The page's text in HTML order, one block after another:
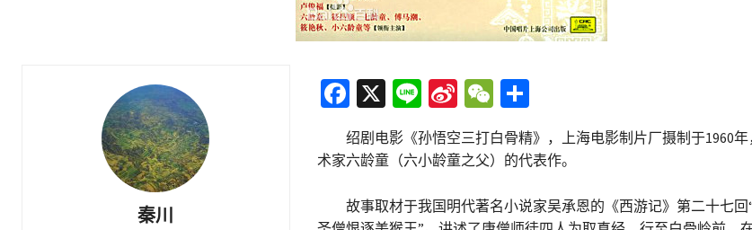
秦川
Fa
ce
b
o
X Li
n
e
Si
n
a
ei
W
e
C
at
分
享
绍剧电影《孙悟空三打白骨精》，上海电影制片厂摄制于1960年
术家六龄童（六小龄童之父）的代表作。
故事取材于我国明代著名小说家吴承恩的《西游记》第二十七回“